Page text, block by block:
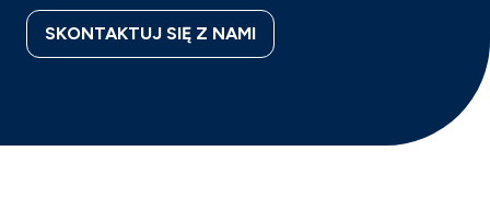
SKONTAKTUJ SIĘ Z NAMI